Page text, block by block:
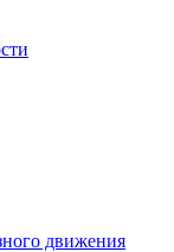
движения